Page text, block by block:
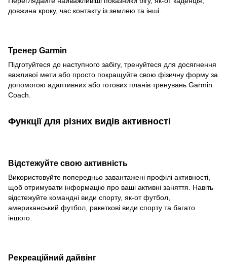
довжина кроку, час контакту із землею та інші.
Тренер Garmin
Підготуйтеся до наступного забігу, тренуйтеся для досягнення
важливої мети або просто покращуйте свою фізичну форму за
допомогою адаптивних або готових планів тренувань Garmin
Coach.
Функції для різних видів активності
Відстежуйте свою активність
Використовуйте попередньо завантажені профілі активності,
щоб отримувати інформацію про ваші активні заняття. Навіть
відстежуйте командні види спорту, як-от футбол,
американський футбол, ракеткові види спорту та багато
іншого.
Рекреаційний дайвінг